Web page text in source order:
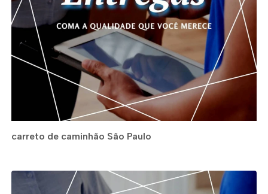
carreto de caminhão São Paulo